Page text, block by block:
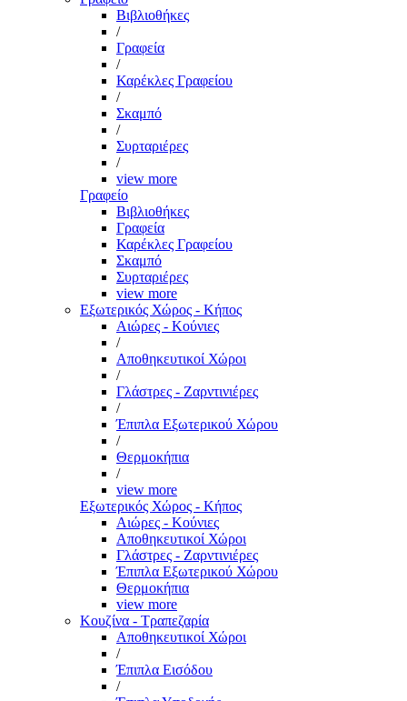
Βιβλιοθήκες
/
Γραφεία
/
Καρέκλες Γραφείου
/
Σκαμπό
/
Συρταριέρες
/
view more
Γραφείο
Βιβλιοθήκες
Γραφεία
Καρέκλες Γραφείου
Σκαμπό
Συρταριέρες
view more
Εξωτερικός Χώρος - Κήπος
Αιώρες - Κούνιες
/
Αποθηκευτικοί Χώροι
/
Γλάστρες - Ζαρντινιέρες
/
Έπιπλα Εξωτερικού Χώρου
/
Θερμοκήπια
/
view more
Εξωτερικός Χώρος - Κήπος
Αιώρες - Κούνιες
Αποθηκευτικοί Χώροι
Γλάστρες - Ζαρντινιέρες
Έπιπλα Εξωτερικού Χώρου
Θερμοκήπια
view more
Κουζίνα - Τραπεζαρία
Αποθηκευτικοί Χώροι
/
Έπιπλα Εισόδου
/